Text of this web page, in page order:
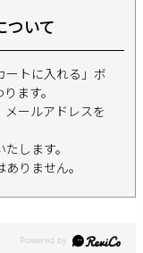
ついて
ートに入れる」ボ
ます。
メールアドレスを
します。
りません。